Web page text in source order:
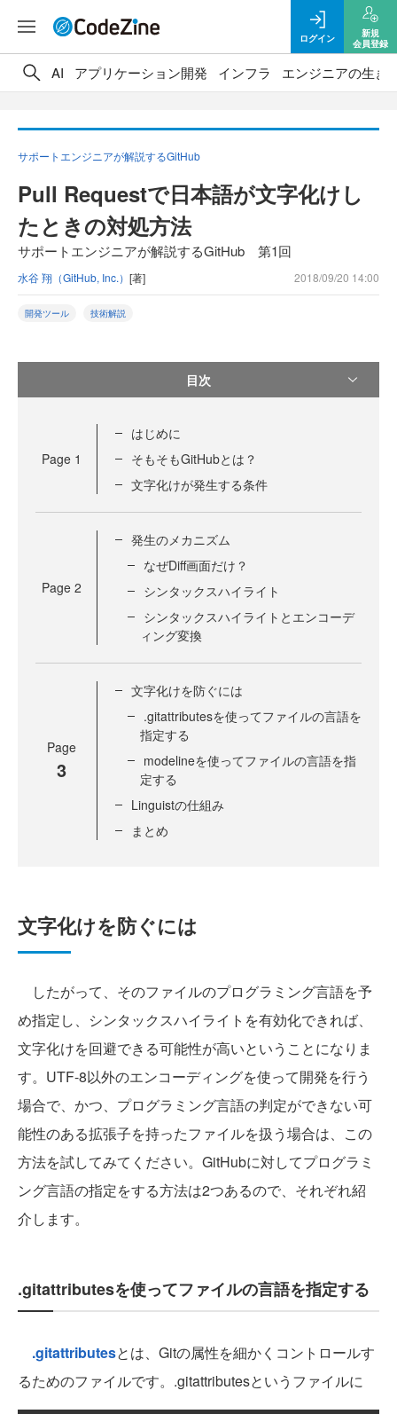
ログイン
新規
会員登録
AI アプリケーション開発 インフラ エンジニアの生き
サポートエンジニアが解説するGitHub
Pull Requestで日本語が文字化けし
たときの対処方法
サポートエンジニアが解説するGitHub 第1回
水谷 翔（GitHub, Inc.） [著] 2018/09/20 14:00
開発ツール 技術解説
目次
Page 1
はじめに
そもそもGitHubとは？
文字化けが発生する条件
Page 2
発生のメカニズム
なぜDiff画面だけ？
シンタックスハイライト
シンタックスハイライトとエンコーデ
ィング変換
Page
3
文字化けを防ぐには
.gitattributesを使ってファイルの言語を
指定する
modelineを使ってファイルの言語を指
定する
Linguistの仕組み
まとめ
文字化けを防ぐには
したがって、そのファイルのプログラミング言語を予
め指定し、シンタックスハイライトを有効化できれば、
文字化けを回避できる可能性が高いということになりま
す。UTF-8以外のエンコーディングを使って開発を行う
場合で、かつ、プログラミング言語の判定ができない可
能性のある拡張子を持ったファイルを扱う場合は、この
方法を試してみてください。GitHubに対してプログラミ
ング言語の指定をする方法は2つあるので、それぞれ紹
介します。
.gitattributesを使ってファイルの言語を指定する
.gitattributesとは、Gitの属性を細かくコントロールす
るためのファイルです。.gitattributesというファイルに